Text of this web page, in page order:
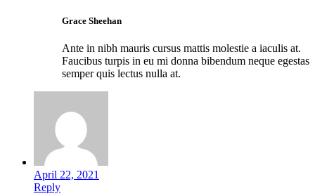
Grace Sheehan
Ante in nibh mauris cursus mattis molestie a iaculis at.
Faucibus turpis in eu mi donna bibendum neque egestas
semper quis lectus nulla at.
April 22, 2021
Reply